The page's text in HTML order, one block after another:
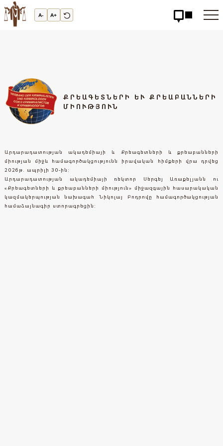
Արդարադատության
Ակադեմիա
A- A+
ՔՐԵԱԳԵՏՆԵՐԻ ԵՒ ՔՐԵԱԲԱՆՆԵՐԻ Մ
ԻՈՒԹՅՈՒՆ
Արդարադատության ակադեմիայի և Քրեագետների և քրեաբանների
միության միջև համագործակցությունն իրավական հիմքերի վրա դրվեց
2026թ. ապրիլի 30-ին:
Արդարադատության ակադեմիայի ռեկտոր Սերգեյ Առաքելյանն ու
«Քրեագետների և քրեաբանների միություն» միջազգային հասարակական
կազմակերպության նախագահ Նիկոլայ Բոդրովը համագործակցության
համաձայնագիր ստորագրեցին: